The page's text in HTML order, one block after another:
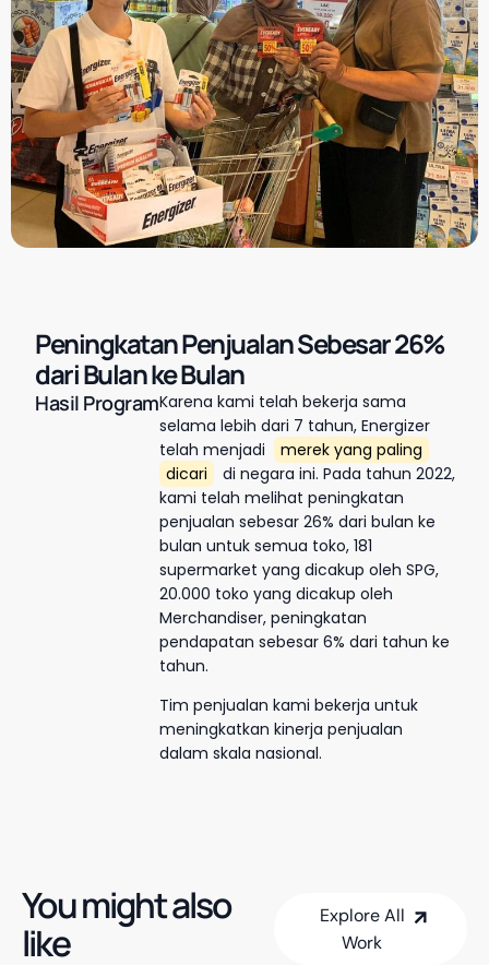
Peningkatan Penjualan Sebesar 26%
dari Bulan ke Bulan
Hasil ProgramKarena kami telah bekerja sama
selama lebih dari 7 tahun, Energizer
telah menjadi
merek yang paling
dicari
di negara ini. Pada tahun 2022,
kami telah melihat peningkatan
penjualan sebesar 26% dari bulan ke
bulan untuk semua toko, 181
supermarket yang dicakup oleh SPG,
20.000 toko yang dicakup oleh
Merchandiser, peningkatan
pendapatan sebesar 6% dari tahun ke
tahun.
Tim penjualan kami bekerja untuk
meningkatkan kinerja penjualan
dalam skala nasional.
You might also
like
Explore All
Work